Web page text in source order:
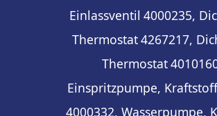
Einlassventil 4000235,
Thermostat4267217,
Thermostat
Einspritzpumpe,
4000332, Wasserpumpe,